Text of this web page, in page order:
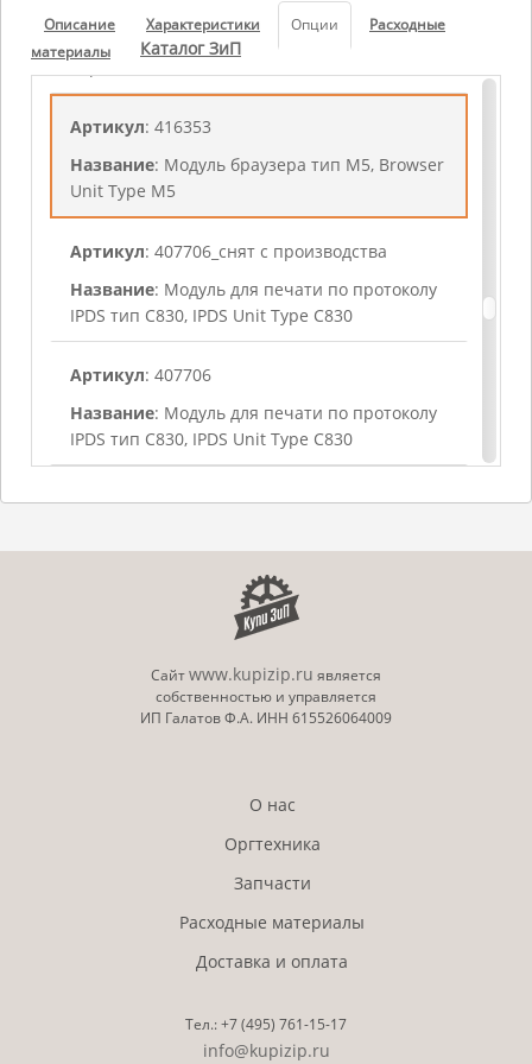
Описание Характеристики Опции
Расходные
материалы
Каталог ЗиП
Название: Лоток для бумаги тип PB3130,
Paper Feed Unit PB3130
Артикул: 416353
Название: Модуль браузера тип M5, Browser
Unit Type M5
Артикул: 407706_cнят c пpoизвoдcтвa
Название: Модуль для печати по протоколу
IPDS тип C830, IPDS Unit Type C830
Артикул: 407706
Название: Модуль для печати по протоколу
IPDS тип C830, IPDS Unit Type C830
Артикул: 413985
Copy Data Security Unit Type F
: 64 976.27 руб.
Купить
IEEE 1284 Interface Board Type A
: Параллельный интерфейс тип A,
IEEE 1284 Interface Board Type A
: 14 754.96 руб.
Сайтwww.kupizip.ru является
собственностью и управляется
ИП Галатов Ф.А. ИНН 615526064009
О нас
Оргтехника
Запчасти
Расходные материалы
Доставка и оплата
Тел.:+7 (495) 761-15-17
info@kupizip.ru